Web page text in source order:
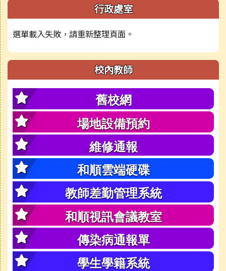
行政處室
選單載入失敗，請重新整理頁面。
校內教師
舊校網
場地設備預約
維修通報
和順雲端硬碟
教師差勤管理系統
和順視訊會議教室
傳染病通報單
學生學籍系統